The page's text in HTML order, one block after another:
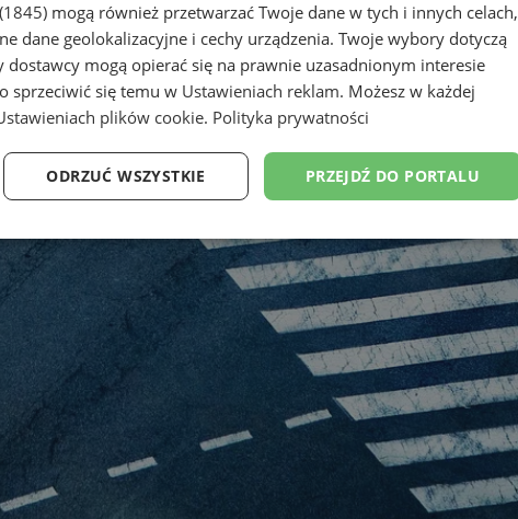
mogą również przetwarzać Twoje dane w tych i innych celach,
dane geolokalizacyjne i cechy urządzenia. Twoje wybory dotyczą
dostawcy mogą opierać się na prawnie uzasadnionym interesie
sprzeciwić się temu w Ustawieniach reklam. Możesz w każdej
plików cookie. Polityka prywatności
PRZEJDŹ DO PORTALU
ODRZUĆ WSZYSTKIE
Targetowanie Funkcjonalność Niesklasyfikowane
Targetowanie Niesklasyfikowane
z podstawowych funkcji strony internetowej, takich jak logowanie użytkownika i
cookie nie można prawidłowo korzystać ze strony internetowej.
/Domena
przechowywania